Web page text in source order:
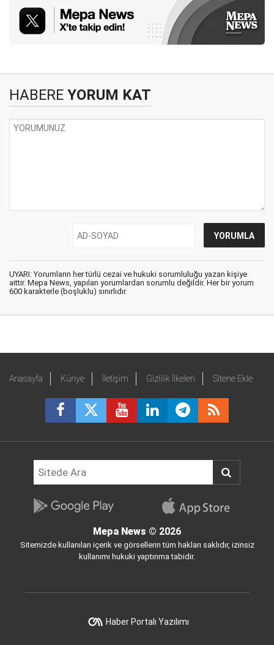
HABERE YORUM KAT
UYARI: Yorumların her türlü cezai ve hukuki sorumluluğu yazan kişiye
aittir. Mepa News, yapılan yorumlardan sorumlu değildir. Her bir yorum
600 karakterle (boşluklu) sınırlıdır.
Anasayfa Künye İletişim Gizlilik İlkeleri Sitene Ekle
Mepa News © 2026
Sitemizde kullanılan içerik ve görsellerin tüm hakları saklıdır, izinsiz
kullanımı hukuki yaptırıma tabidir.
Haber Portalı Yazılımı